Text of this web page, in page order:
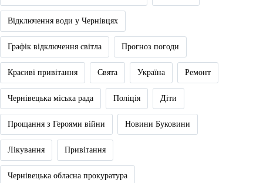
Відключення води у Чернівцях
Графік відключення світла Прогноз погоди
Красиві привітання Свята Україна Ремонт
Чернівецька міська рада Поліція Діти
Прощання з Героями війни Новини Буковини
Лікування Привітання
Чернівецька обласна прокуратура